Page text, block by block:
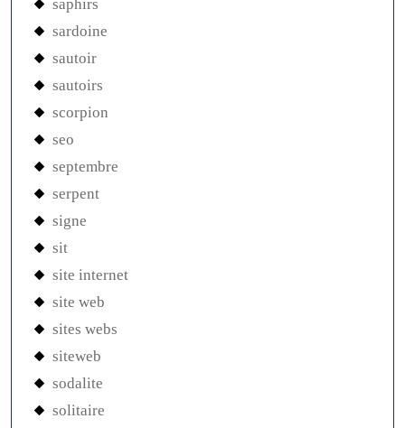
saphirs
sardoine
sautoir
sautoirs
scorpion
seo
septembre
serpent
signe
sit
site internet
site web
sites webs
siteweb
sodalite
solitaire